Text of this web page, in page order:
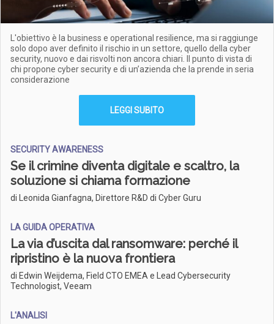
L'obiettivo è la business e operational resilience, ma si raggiunge
solo dopo aver definito il rischio in un settore, quello della cyber
security, nuovo e dai risvolti non ancora chiari. Il punto di vista di
chi propone cyber security e di un’azienda che la prende in seria
considerazione
LEGGI SUBITO
SECURITY AWARENESS
Se il crimine diventa digitale e scaltro, la
soluzione si chiama formazione
di Leonida Gianfagna, Direttore R&D di Cyber Guru
LA GUIDA OPERATIVA
La via d’uscita dal ransomware: perché il
ripristino è la nuova frontiera
di Edwin Weijdema, Field CTO EMEA e Lead Cybersecurity
Technologist, Veeam
L'ANALISI